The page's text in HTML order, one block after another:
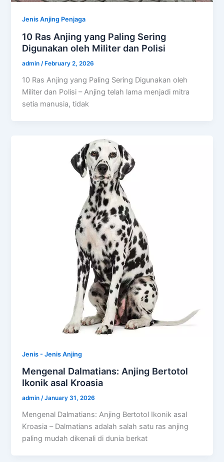
Jenis Anjing Penjaga
10 Ras Anjing yang Paling Sering
Digunakan oleh Militer dan Polisi
admin/February 2, 2026
10 Ras Anjing yang Paling Sering Digunakan oleh
Militer dan Polisi – Anjing telah lama menjadi mitra
setia manusia, tidak
Jenis - Jenis Anjing
Mengenal Dalmatians: Anjing Bertotol
Ikonik asal Kroasia
admin/January 31, 2026
Mengenal Dalmatians: Anjing Bertotol Ikonik asal
Kroasia – Dalmatians adalah salah satu ras anjing
paling mudah dikenali di dunia berkat